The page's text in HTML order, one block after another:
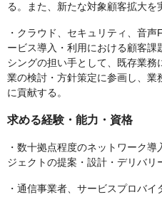
る。また、新たな対象顧客拡大を
・クラウド、セキュリティ、音
ービス導入・利用における顧客
シングの担い手として、既存業
業の検討・方針策定に参画し、
に貢献する。
求める経験・能力・資格
・数十拠点程度のネットワーク
ジェクトの提案・設計・デリバリ
・通信事業者、サービスプロバ